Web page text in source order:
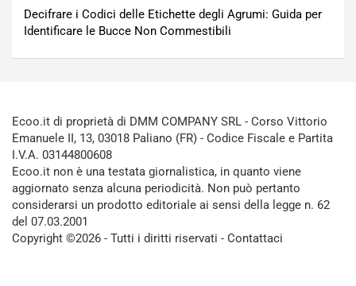
Decifrare i Codici delle Etichette degli Agrumi: Guida per
Identificare le Bucce Non Commestibili
Ecoo.it di proprietà di DMM COMPANY SRL - Corso Vittorio
Emanuele II, 13, 03018 Paliano (FR) - Codice Fiscale e Partita
I.V.A. 03144800608
Ecoo.it non è una testata giornalistica, in quanto viene
aggiornato senza alcuna periodicità. Non può pertanto
considerarsi un prodotto editoriale ai sensi della legge n. 62
del 07.03.2001
Copyright ©2026 - Tutti i diritti riservati - Contattaci